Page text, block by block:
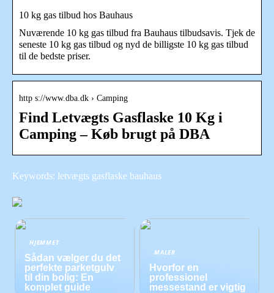
10 kg gas tilbud hos Bauhaus
Nuværende 10 kg gas tilbud fra Bauhaus tilbudsavis. Tjek de
seneste 10 kg gas tilbud og nyd de billigste 10 kg gas tilbud
til de bedste priser.
http s://www.dba.dk › Camping
Find Letvægts Gasflaske 10 Kg i
Camping – Køb brugt på DBA
Keywords: letvægts gasflaske bauhaus
HJEMMET
Sådan vælger du det
perfekte parketgulv
til din bolig: En
komplet guide
MALER
Hvorfor en
professionel
messestand er vigtig